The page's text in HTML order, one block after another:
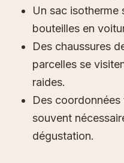
Un sac
bouteilles en
Des chaussures
parcelles se
raides.
Des
souvent
dégustation.